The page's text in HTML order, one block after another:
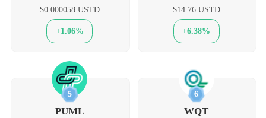
$0.000058 USTD
+1.06%
$14.76 USTD
+6.38%
5
PUML
6
WQT